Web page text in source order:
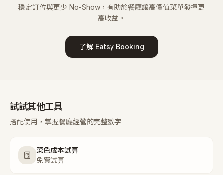
穩定訂位與更少 No-Show，有助於餐廳讓高價值菜單發揮更
高收益。
了解 Eatsy Booking
試試其他工具
搭配使用，掌握餐廳經營的完整數字
菜色成本試算
免費試算